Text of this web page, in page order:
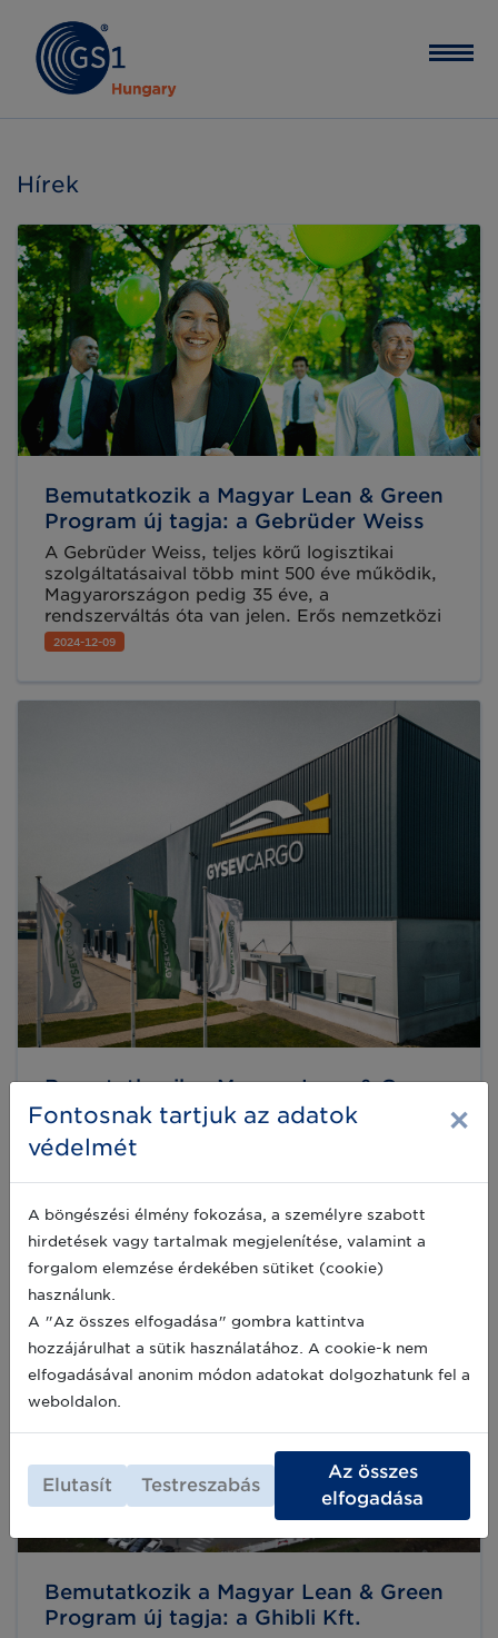
Hírek
Bemutatkozik a Magyar Lean & Green
Program új tagja: a Gebrüder Weiss
A Gebrüder Weiss, teljes körű logisztikai
szolgáltatásaival több mint 500 éve működik,
Magyarországon pedig 35 éve, a
rendszerváltás óta van jelen. Erős nemzetközi
csapatával globális szinten tevékenykedik – a
négy égtáj irányába szállít, minden létező
fenntarthatósági tevékenységeikre. Mi pedig
örömmel fogadtuk a Gebrüder Weiss-t a
Magyar Lean & Green Program teljes jogú
partnerei közé. A vállalatról és
fenntarthatósági törekvéseikről Varga Bálint
ügyvezető mesélt nekünk.
2024-12-09
Bemutatkozik a Magyar Lean & Green
Program új tagja: GYSEV Cargo Zrt.
A GYSEV CARGO Zrt. 2011-ben kezdte meg
cégcsoportunk azonban már egészen 1872-től
kezdve jelen van az európai vasúti
árufuvarozási piacon. Az elmúlt több, mint 150
év tapasztalatai alapján olyan komplex
szolgáltatási palettát sikerült kialakítanunk,
amellyel megbízóink igényeit a lehető
legnagyobb mértékben ki tudjuk szolgálni.
2024-04-19
Bemutatkozik a Magyar Lean & Green
Program új tagja: a Ghibli Kft.
Fontosnak tartjuk az adatok
védelmét
×
A böngészési élmény fokozása, a személyre szabott
hirdetések vagy tartalmak megjelenítése, valamint a
forgalom elemzése érdekében sütiket (cookie)
használunk.
A "Az összes elfogadása" gombra kattintva
hozzájárulhat a sütik használatához. A cookie-k nem
elfogadásával anonim módon adatokat dolgozhatunk fel a
weboldalon.
Elutasít Testreszabás
Az összes
elfogadása